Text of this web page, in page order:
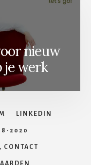
nieuw
je werk
LINKEDIN
2020
CONTACT